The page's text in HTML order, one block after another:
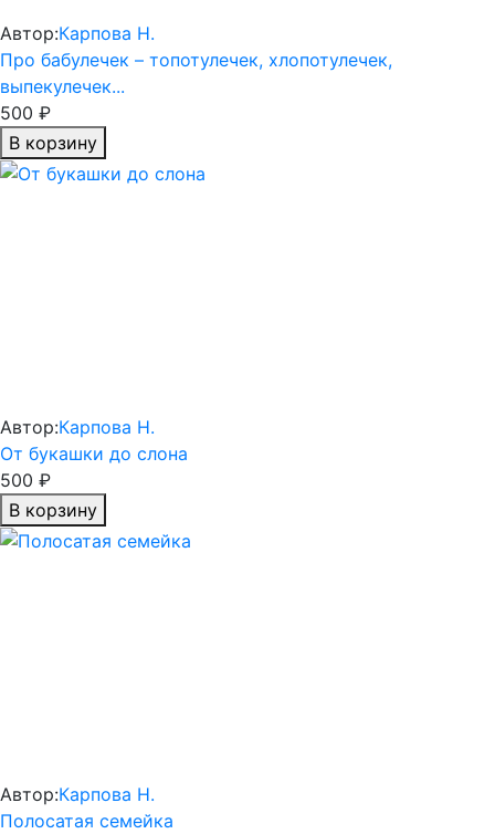
Автор:Карпова Н.
Про бабулечек – топотулечек, хлопотулечек,
выпекулечек...
500 ₽
В корзину
Автор:Карпова Н.
От букашки до слона
500 ₽
В корзину
Автор:Карпова Н.
Полосатая семейка